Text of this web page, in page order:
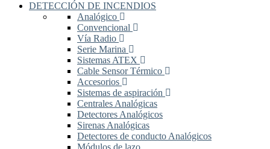
DETECCIÓN DE INCENDIOS
Analógico
Convencional
Vía Radio
Serie Marina
Sistemas ATEX
Cable Sensor Térmico
Accesorios
Sistemas de aspiración
Centrales Analógicas
Detectores Analógicos
Sirenas Analógicas
Detectores de conducto Analógicos
Módulos de lazo